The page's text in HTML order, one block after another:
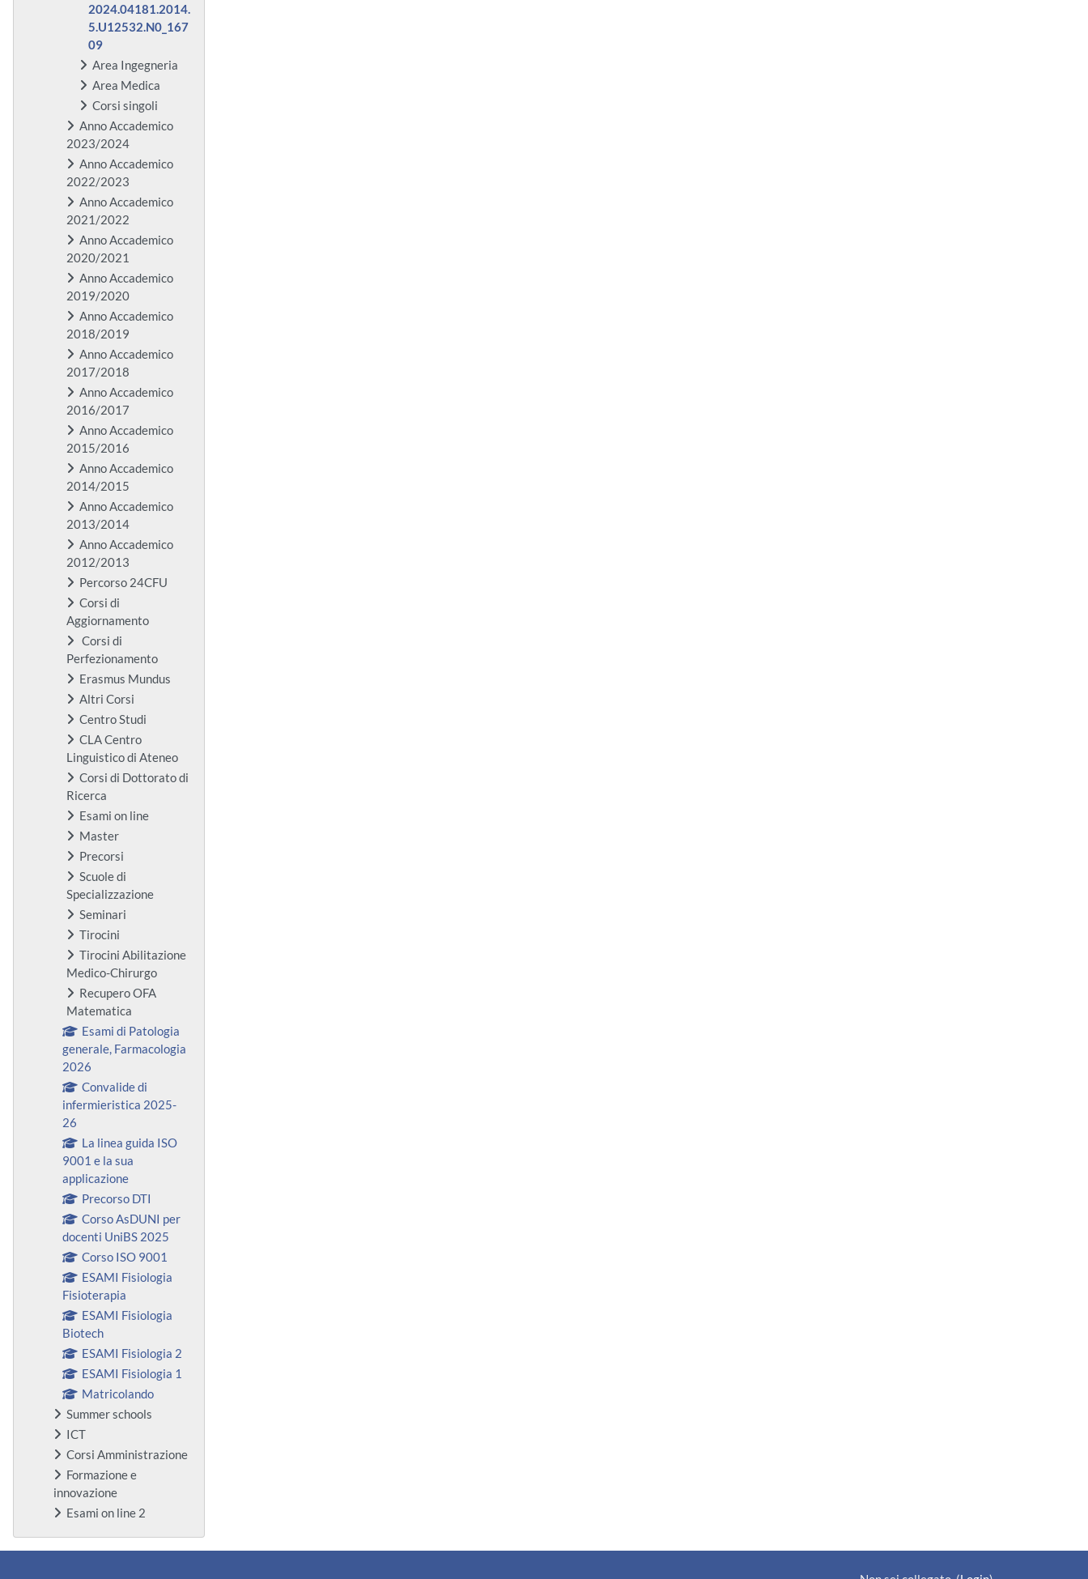
2024.04181.2014.
5.U12532.N0_167
09
Area Ingegneria
Area Medica
Corsi singoli
Anno Accademico
2023/2024
Anno Accademico
2022/2023
Anno Accademico
2021/2022
Anno Accademico
2020/2021
Anno Accademico
2019/2020
Anno Accademico
2018/2019
Anno Accademico
2017/2018
Anno Accademico
2016/2017
Anno Accademico
2015/2016
Anno Accademico
2014/2015
Anno Accademico
2013/2014
Anno Accademico
2012/2013
Percorso 24CFU
Corsi di
Aggiornamento
Corsi di
Perfezionamento
Erasmus Mundus
Altri Corsi
Centro Studi
CLA Centro
Linguistico di Ateneo
Corsi di Dottorato di
Ricerca
Esami on line
Master
Precorsi
Scuole di
Specializzazione
Seminari
Tirocini
Tirocini Abilitazione
Medico-Chirurgo
Recupero OFA
Matematica
Esami di Patologia
generale, Farmacologia
2026
Convalide di
infermieristica 2025-
26
La linea guida ISO
9001 e la sua
applicazione
Precorso DTI
Corso AsDUNI per
docenti UniBS 2025
Corso ISO 9001
ESAMI Fisiologia
Fisioterapia
ESAMI Fisiologia
Biotech
ESAMI Fisiologia 2
ESAMI Fisiologia 1
Matricolando
Summer schools
ICT
Corsi Amministrazione
Formazione e
innovazione
Esami on line 2